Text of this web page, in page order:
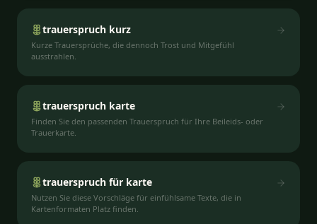
trauerspruch kurz
Kurze Trauersprüche, die dennoch Trost und Mitgefühl
ausstrahlen.
trauerspruch karte
Finden Sie den passenden Trauerspruch für Ihre Beileids- oder
Trauerkarte.
trauerspruch für karte
Nutzen Sie diese Vorschläge für einfühlsame Texte, die in
Kartenformaten Platz finden.